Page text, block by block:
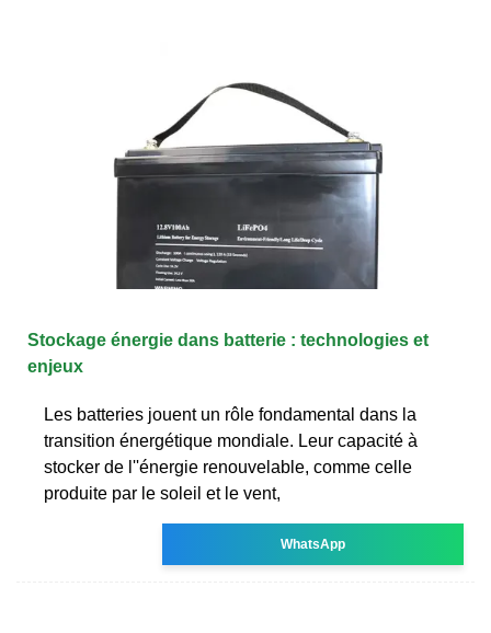
Stockage énergie dans batterie : technologies et
enjeux
Les batteries jouent un rôle fondamental dans la
transition énergétique mondiale. Leur capacité à
stocker de l''énergie renouvelable, comme celle
produite par le soleil et le vent,
WhatsApp